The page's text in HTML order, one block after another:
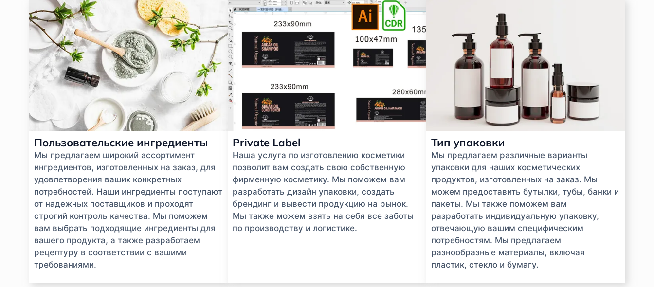
Пользовательские ингредиенты
Мы предлагаем широкий ассортимент
ингредиентов, изготовленных на заказ, для
удовлетворения ваших конкретных
потребностей. Наши ингредиенты поступают
от надежных поставщиков и проходят
строгий контроль качества. Мы поможем
вам выбрать подходящие ингредиенты для
вашего продукта, а также разработаем
рецептуру в соответствии с вашими
требованиями.
Private Label
Наша услуга по изготовлению косметики
позволит вам создать свою собственную
фирменную косметику. Мы поможем вам
разработать дизайн упаковки, создать
брендинг и вывести продукцию на рынок.
Мы также можем взять на себя все заботы
по производству и логистике.
Тип упаковки
Мы предлагаем различные варианты
упаковки для наших косметических
продуктов, изготовленных на заказ. Мы
можем предоставить бутылки, тубы, банки и
пакеты. Мы также поможем вам
разработать индивидуальную упаковку,
отвечающую вашим специфическим
потребностям. Мы предлагаем
разнообразные материалы, включая
пластик, стекло и бумагу.